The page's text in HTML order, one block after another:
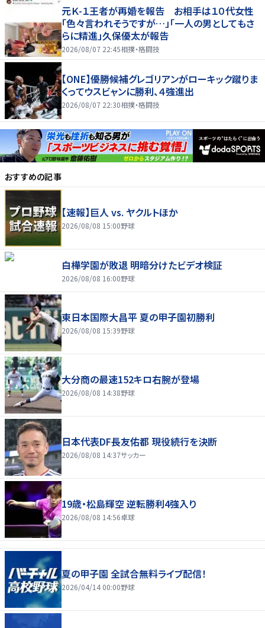
元Ｋ-１王者が再婚を報告 お相手は１０代女性
「色々言われそうですが…」「一人の男としてもさ
らに精進」久保優太が報告
2026/08/07 22:45相撲・格闘技
【ONE】優勝候補グレゴリアンがローキック蹴りま
くってウスビャンに勝利、４強進出
2026/08/07 22:30相撲・格闘技
おすすめの記事
【速報】巨人 vs. ヤクルトほか
2026/08/08 15:00野球
白樺学園が敗退 明暗分けたビデオ検証
2026/08/08 16:00野球
東日本国際大昌平 夏の甲子園初勝利
2026/08/08 15:39野球
大分商の最速152キロ右腕が登場
2026/08/08 14:38野球
日本代表DF長友佑都 現役続行を決断
2026/08/08 14:37サッカー
19歳・松島輝空 逆転勝利4強入り
2026/08/08 14:56卓球
夏の甲子園 全試合無料ライブ配信！
2026/04/14 00:00野球